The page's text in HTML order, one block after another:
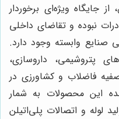
جایگاه ویژه‌ای برخوردار
نبوده و تقاضای داخلی
صنایع وابسته وجود دارد.
پتروشیمی، داروسازی،
فاضلاب و کشاورزی در
این محصولات به شمار
لوله و اتصالات پلی‌اتیلن